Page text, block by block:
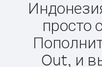
просто
Out, и